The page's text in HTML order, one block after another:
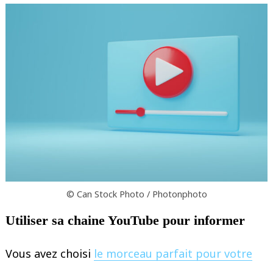
© Can Stock Photo / Photonphoto
Utiliser sa chaine YouTube pour informer
Vous avez choisi le morceau parfait pour votre